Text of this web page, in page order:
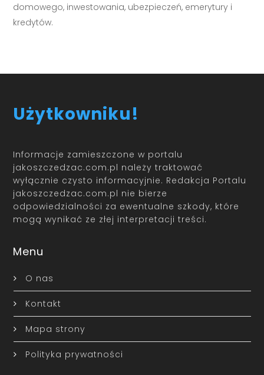
domowego, inwestowania, ubezpieczeń, emerytury i
kredytów.
Użytkowniku!
Informacje zamieszczone w portalu
jakoszczedzac.com.pl należy traktować
wyłącznie czysto informacyjnie. Redakcja Portalu
jakoszczedzac.com.pl nie bierze
odpowiedzialności za ewentualne szkody, które
mogą wynikać ze złej interpretacji treści.
Menu
O nas
Kontakt
Mapa strony
Polityka prywatności